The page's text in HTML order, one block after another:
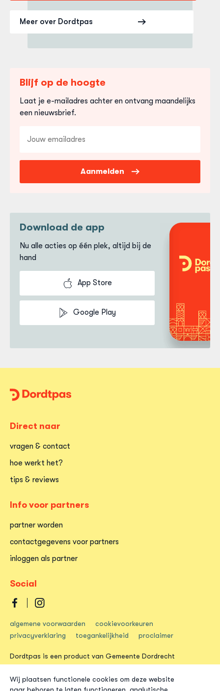
Meer over Dordtpas
Blijf op de hoogte
Laat je e-mailadres achter en ontvang maandelijks
een nieuwsbrief.
mailadres
Aanmelden
Download de app
Nu alle acties op één plek, altijd bij de
hand
App Store
Google Play
Dordtpas
Direct naar
vragen & contact
hoe werkt het?
tips & reviews
Info voor partners
partner worden
contactgegevens voor partners
inloggen als partner
Social
op
facebook
op
instagram
algemene voorwaarden
cookievoorkeuren
privacyverklaring
toegankelijkheid proclaimer
Dordtpas is een product van Gemeente Dordrecht
Wij plaatsen functionele cookies om deze website